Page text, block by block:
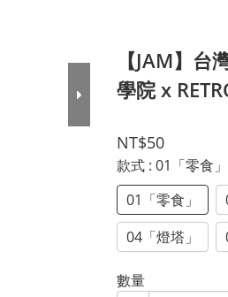
【JAM】
學院 x
NT$50
款式 : 01「零食」
01「零食」
04「燈塔」
數量